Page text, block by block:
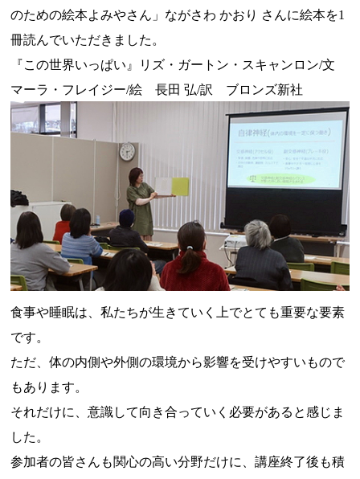
のための絵本よみやさん」ながさわ かおり さんに絵本を1
冊読んでいただきました。
『この世界いっぱい』リズ・ガートン・スキャンロン/文
マーラ・フレイジー/絵 長田 弘/訳 ブロンズ新社
食事や睡眠は、私たちが生きていく上でとても重要な要素
です。
ただ、体の内側や外側の環境から影響を受けやすいもので
もあります。
それだけに、意識して向き合っていく必要があると感じま
した。
参加者の皆さんも関心の高い分野だけに、講座終了後も積